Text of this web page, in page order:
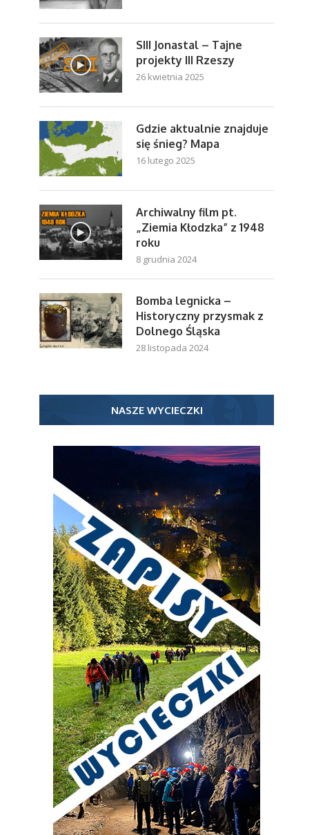
SIII Jonastal – Tajne
projekty III Rzeszy
26 kwietnia 2025
Gdzie aktualnie znajduje
się śnieg? Mapa
16 lutego 2025
Archiwalny film pt.
„Ziemia Kłodzka” z 1948
roku
8 grudnia 2024
Bomba legnicka –
Historyczny przysmak z
Dolnego Śląska
28 listopada 2024
NASZE WYCIECZKI